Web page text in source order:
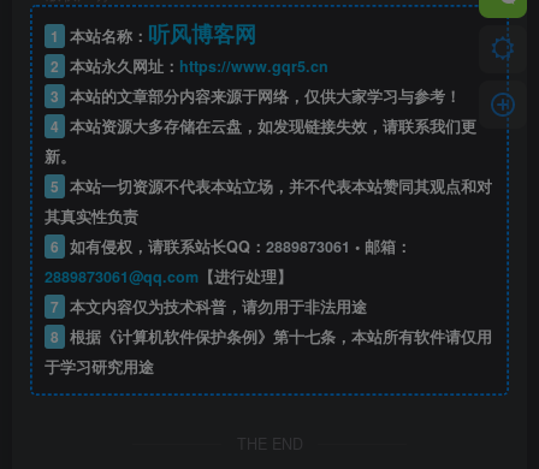
1
本站名称： 听风博客网
2 本站永久网址： https://www.gqr5.cn
3 本站的文章部分内容来源于网络，仅供大家学习与参考！
4 本站资源大多存储在云盘，如发现链接失效，请联系我们更
新。
5 本站一切资源不代表本站立场，并不代表本站赞同其观点和对
其真实性负责
6 如有侵权，请联系站长QQ： 2889873061 • 邮箱：
2889873061@qq.com【进行处理】
7 本文内容仅为技术科普，请勿用于非法用途
8 根据《计算机软件保护条例》第十七条，本站所有软件请仅用
于学习研究用途
THE END